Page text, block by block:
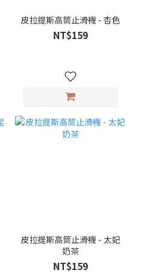
皮拉提斯高筒止滑襪 - 杏色
NT$159
皮拉提斯高筒止滑襪 - 太妃
奶茶
NT$159